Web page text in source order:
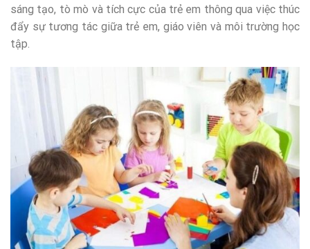
sáng tạo, tò mò và tích cực của trẻ em thông qua việc thúc
đẩy sự tương tác giữa trẻ em, giáo viên và môi trường học
tập.